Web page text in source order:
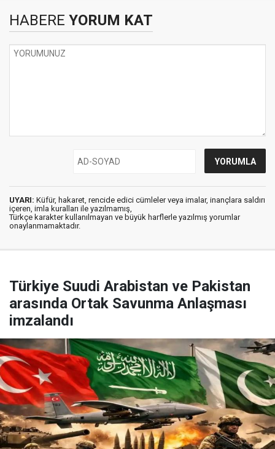
HABERE YORUM KAT
UYARI: Küfür, hakaret, rencide edici cümleler veya imalar, inançlara saldırı
içeren, imla kuralları ile yazılmamış,
Türkçe karakter kullanılmayan ve büyük harflerle yazılmış yorumlar
onaylanmamaktadır.
Türkiye Suudi Arabistan ve Pakistan
arasında Ortak Savunma Anlaşması
imzalandı